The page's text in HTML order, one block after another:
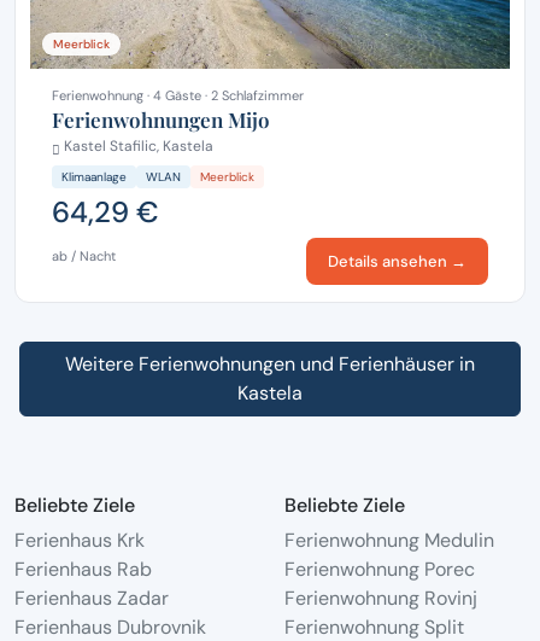
Meerblick
Ferienwohnung · 4 Gäste · 2 Schlafzimmer
Ferienwohnungen Mijo
Kastel Stafilic, Kastela
Klimaanlage WLAN Meerblick
64,29 €
ab / Nacht Details ansehen →
Weitere Ferienwohnungen und Ferienhäuser in
Kastela
Beliebte Ziele
Ferienhaus Krk
Ferienhaus Rab
Ferienhaus Zadar
Ferienhaus Dubrovnik
Beliebte Ziele
Ferienwohnung Medulin
Ferienwohnung Porec
Ferienwohnung Rovinj
Ferienwohnung Split